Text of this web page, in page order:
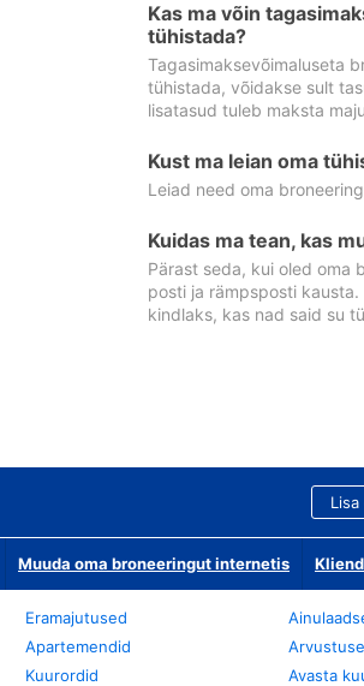
Kas ma võin
tühistada?
Tagasimaksevõimaluseta
tühistada, võidakse sult
lisatasud tuleb maksta
Kust ma leian oma
Leiad need oma
Kuidas ma tean, kas
Pärast seda, kui oled oma
posti ja rämpsposti
kindlaks, kas nad said su
Muuda oma broneeringut internetis
Eramajutused
Apartemendid
Kuurordid
Avasta